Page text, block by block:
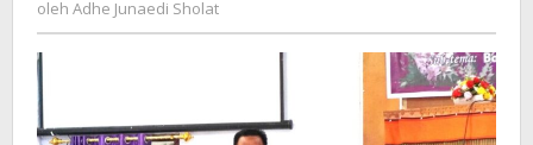
oleh Adhe Junaedi Sholat